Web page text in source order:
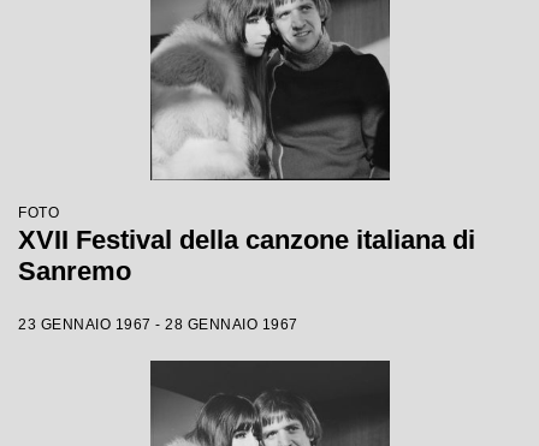
FOTO
XVII Festival della canzone italiana di
Sanremo
23 GENNAIO 1967 - 28 GENNAIO 1967